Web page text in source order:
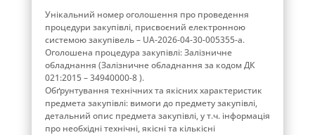
Унікальний номер оголошення про проведення
процедури закупівлі, присвоєний електронною
системою закупівель – UA-2026-04-30-005355-a.
Оголошена процедура закупівлі: Залізничне
обладнання (Залізничне обладнання за кодом ДК
021:2015 – 34940000-8 ).
Обґрунтування технічних та якісних характеристик
предмета закупівлі: вимоги до предмету закупівлі,
детальний опис предмета закупівлі, у т.ч. інформація
про необхідні технічні, якісні та кількісні